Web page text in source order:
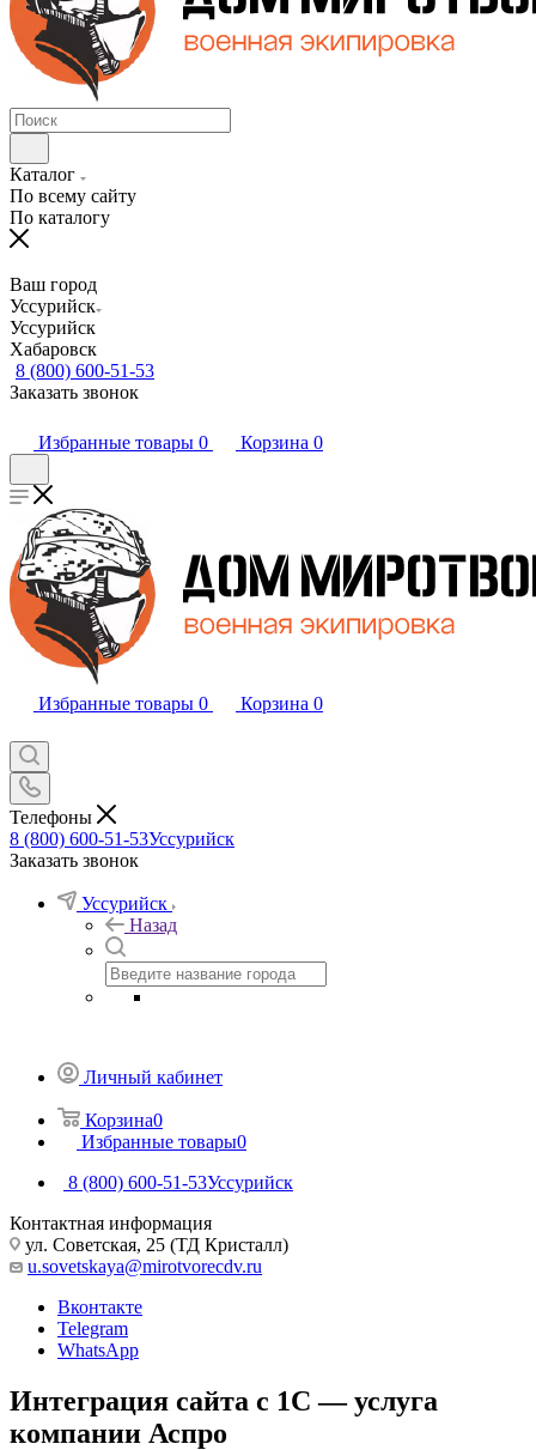
Каталог
По всему сайту
По каталогу
Ваш город
Уссурийск
Уссурийск
Хабаровск
8 (800) 600-51-53
Заказать звонок
Избранные товары 0 Корзина 0
Избранные товары 0 Корзина 0
Телефоны
8 (800) 600-51-53Уссурийск
Заказать звонок
Уссурийск
Назад
Личный кабинет
Корзина0
Избранные товары0
8 (800) 600-51-53Уссурийск
Контактная информация
ул. Советская, 25 (ТД Кристалл)
u.sovetskaya@mirotvorecdv.ru
Вконтакте
Telegram
WhatsApp
Интеграция сайта с 1С — услуга
компании Аспро